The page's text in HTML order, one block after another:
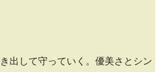
出して守っていく。優美さとシン